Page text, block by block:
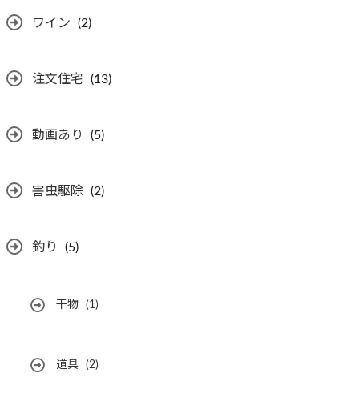
ワイン (2)
注文住宅 (13)
動画あり (5)
害虫駆除 (2)
釣り (5)
干物 (1)
道具 (2)